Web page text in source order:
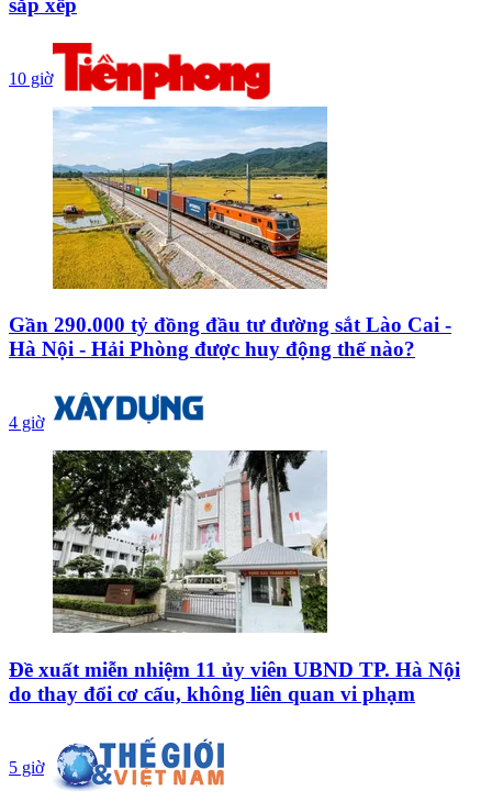
sắp xếp
10 giờ
Gần 290.000 tỷ đồng đầu tư đường sắt Lào Cai -
Hà Nội - Hải Phòng được huy động thế nào?
4 giờ
Đề xuất miễn nhiệm 11 ủy viên UBND TP. Hà Nội
do thay đổi cơ cấu, không liên quan vi phạm
5 giờ